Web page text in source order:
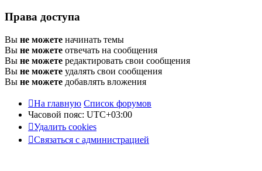
Права доступа
Вы не можете начинать темы
Вы не можете отвечать на сообщения
Вы не можете редактировать свои сообщения
Вы не можете удалять свои сообщения
Вы не можете добавлять вложения
На главную Список форумов
Часовой пояс: UTC+03:00
Удалить cookies
Связаться с администрацией